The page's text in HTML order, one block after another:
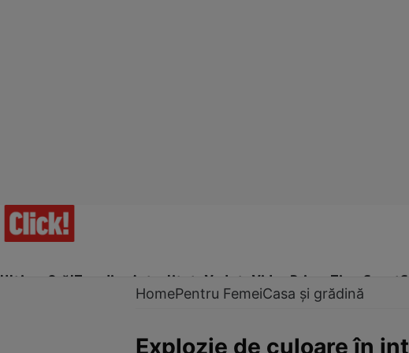
Ultima Oră!Trending Actualitate Vedete Video Prime Time Sport
HomePentru FemeiCasa și grădină
Explozie de culoare în